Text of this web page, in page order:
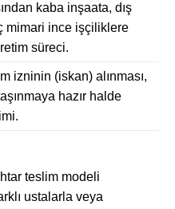
kaba inşaata, dış
mimari ince işçiliklere
süreci.
izninin (iskan) alınması,
hazır halde
teslim modeli
ustalarla veya